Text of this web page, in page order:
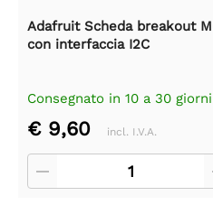
Adafruit Scheda breakout
con interfaccia I2C
Consegnato in 10 a 30 giorni
€ 9,60 incl. I.V.A.